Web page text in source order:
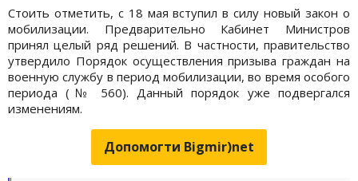
Стоить отметить, с 18 мая вступил в силу новый закон о
мобилизации. Предварительно Кабинет Министров
принял целый ряд решений. В частности, правительство
утвердило Порядок осуществления призыва граждан на
военную службу в период мобилизации, во время особого
периода (№ 560). Данный порядок уже подвергался
изменениям.
Допомогти Bigmir)net